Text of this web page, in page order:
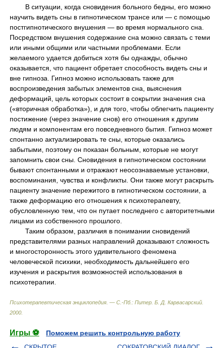
В ситуации, когда сновидения больного бедны, его можно
научить видеть сны в гипнотическом трансе или — с помощью
постгипнотического внушения — во время нормального сна.
Посредством внушения содержание сна можно связать с теми
или иными общими или частными проблемами. Если
желаемого удается добиться хотя бы однажды, обычно
оказывается, что пациент обретает способность видеть сны и
вне гипноза. Гипноз можно использовать также для
воспроизведения забытых элементов сна, выяснения
деформаций, цель которых состоит в сокрытии значения сна
(«вторичная обработка»), и для того, чтобы облегчить пациенту
постижение (через значение снов) его отношения к другим
людям и компонентам его повседневного бытия. Гипноз может
спонтанно актуализировать те сны, которые оказались
забытыми, поэтому он показан больным, которые не могут
запомнить свои сны. Сновидения в гипнотическом состоянии
бывают спонтанными и отражают неосознаваемые установки,
воспоминания, чувства и конфликты. Они также могут раскрыть
пациенту значение пережитого в гипнотическом состоянии, а
также деформацию его отношения к психотерапевту,
обусловленную тем, что он путает последнего с авторитетными
лицами из собственного прошлого.
Таким образом, различия в понимании сновидений
представителями разных направлений доказывают сложность
и многосторонность этого удивительного феномена
человеческой психики, необходимость дальнейшего его
изучения и раскрытия возможностей использования в
психотерапии.
Психотерапевтическая энциклопедия. — С.-Пб.: Питер Б. Д. Карвасарский
2000
Игры ⚽
Поможем решить контрольную работу